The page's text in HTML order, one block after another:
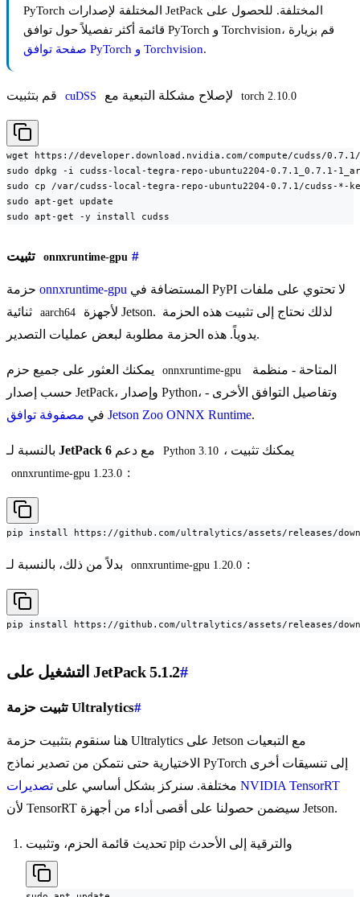
PyTorch المختلفة لإصدارات JetPack المختلفة. للحصول على
قائمة أكثر تفصيلاً حول توافق PyTorch و Torchvision، قم بزيارة
صفحة توافق PyTorch و Torchvision.
cuDSS torch 2.10.0
wget https://developer.download.nvidia.com/compute/cudss/
sudo dpkg -i cudss-local-tegra-repo-ubuntu2204-0.7.1_0.7.1-
sudo cp /var/cudss-local-tegra-repo-ubuntu2204-0.7.1/cudss-*-
sudo apt-get update
sudo apt-get -y install cudss
onnxruntime-gpu #
onnxruntime-gpu
aarch64
يدوياً. هذه الحزمة مطلوبة لبعض عمليات التصدير.
onnxruntime-gpu
حسب إصدار JetPack، وإصدار Python، وتفاصيل التوافق الأخرى -
في مصفوفة توافق Jetson Zoo ONNX Runtime.
JetPack 6 Python 3.10 ، يمكنك تثبيت
onnxruntime-gpu 1.23.0 :
pip install https://github.com/ultralytics/assets/releases/
onnxruntime-gpu 1.20.0 :
pip install https://github.com/ultralytics/assets/releases/
التشغيل على JetPack 5.1.2#
تثبيت حزمة Ultralytics#
هنا سنقوم بتثبيت حزمة Ultralytics على Jetson مع التبعيات
الاختيارية حتى نتمكن من تصدير نماذج PyTorch إلى تنسيقات أخرى
مختلفة. سنركز بشكل أساسي على تصديرات NVIDIA TensorRT
لأن TensorRT سيضمن حصولنا على أقصى أداء من أجهزة Jetson.
تحديث قائمة الحزم، وتثبيت pip والترقية إلى الأحدث